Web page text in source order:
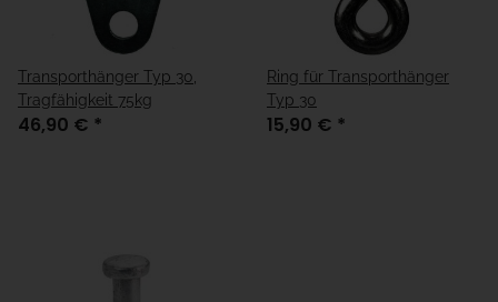
Transporthänger Typ 30,
Tragfähigkeit 75kg
46,90 € *
Ring für Transporthänger
Typ 30
15,90 € *